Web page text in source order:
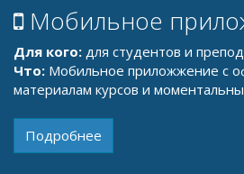
Для кого:для студентов и
Что: Мобильное приложжение с
материалам курсов и
Подробнее